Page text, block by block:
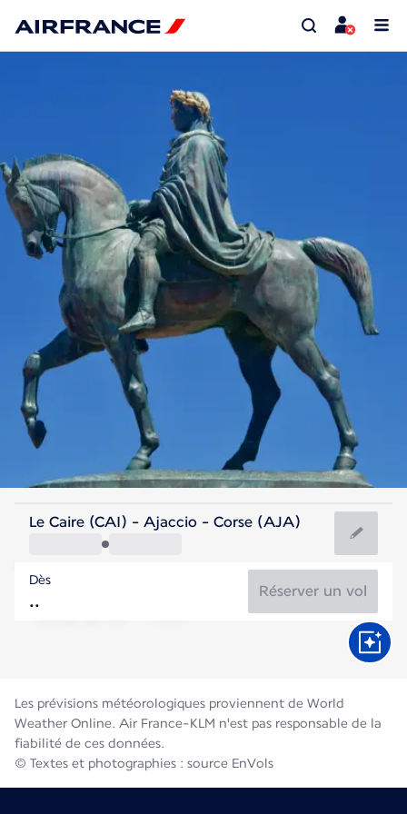
France
Ajaccio
France
Durée du vol
Le Caire (CAI) - Ajaccio - Corse (AJA)
Dès
Réserver un vol
Les prévisions météorologiques proviennent de World
Weather Online. Air France-KLM n'est pas responsable de la
fiabilité de ces données.
© Textes et photographies : source EnVols